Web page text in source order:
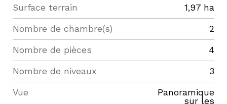
surface terrain 1,97 ha
Nombre de chambre(s) 2
Nombre de pièces 4
Nombre de niveaux 3
Vue
Panoramique
sur les